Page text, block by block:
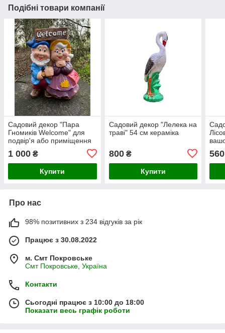
Подібні товари компанії
Садовий декор "Пара
Гномиків Welcome" для
подвір'я або приміщення
1 000 ₴
Купити
Садовий декор "Лелека на
траві" 54 см кераміка
800₴
Купити
560
Про нас
98% позитивних з 234 відгуків за рік
Працює з 30.08.2022
м. Смт Покровське
Смт Покровське, Україна
Контакти
Сьогодні працює з 10:00 до 18:00
Показати весь графік роботи